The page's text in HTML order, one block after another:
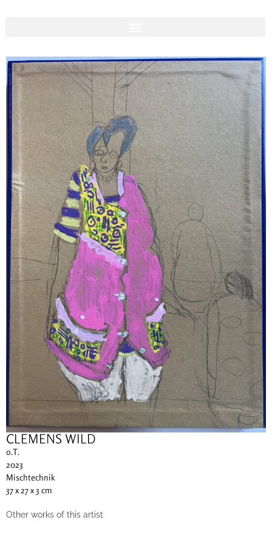
CLEMENS WILD
o.T.
2023
Mischtechnik
37 x 27 x 3 cm
Other works of this artist